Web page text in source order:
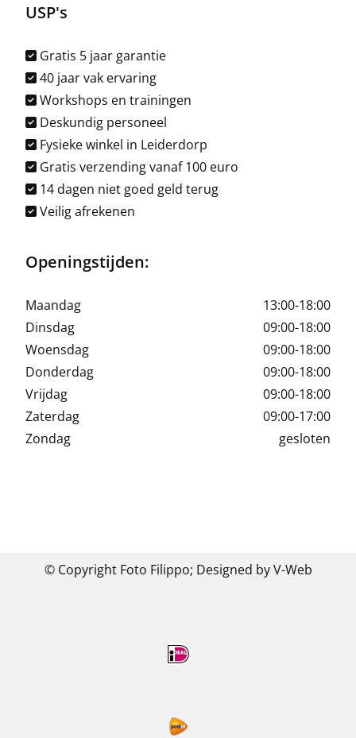
USP's
Gratis 5 jaar garantie
40 jaar vak ervaring
Workshops en trainingen
Deskundig personeel
Fysieke winkel in Leiderdorp
Gratis verzending vanaf 100 euro
14 dagen niet goed geld terug
Veilig afrekenen
Openingstijden:
Maandag
13:00-18:00
Dinsdag
09:00-18:00
Woensdag
09:00-18:00
Donderdag
09:00-18:00
Vrijdag
09:00-18:00
Zaterdag
09:00-17:00
Zondag
gesloten
© Copyright Foto Filippo; Designed by V-Web